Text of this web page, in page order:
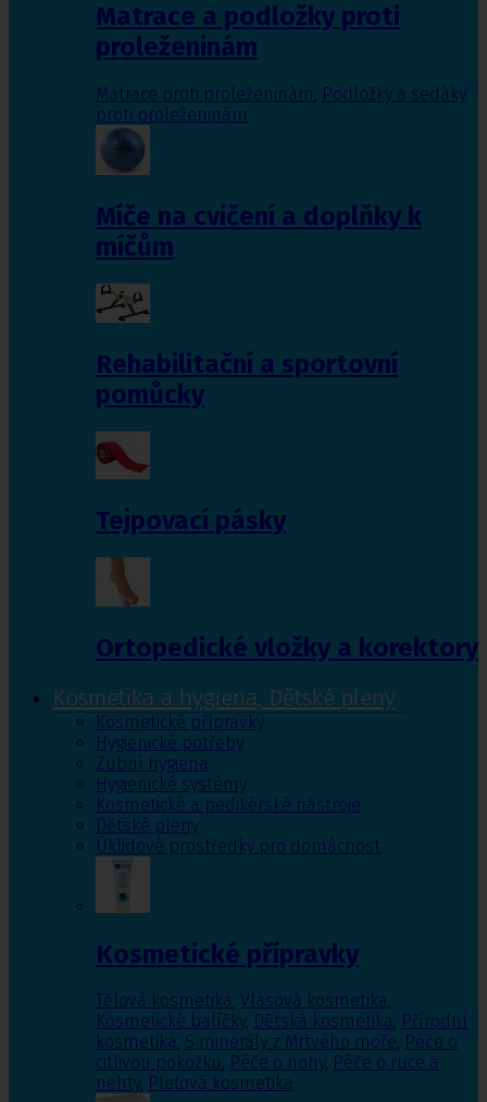
Matrace a podložky proti
proleženinám
Matrace proti proleženinám, Podložky a sedáky
proti proleženinám
Míče na cvičení a doplňky k
míčům
Rehabilitační a sportovní
pomůcky
Tejpovací pásky
Ortopedické vložky a korektory
Kosmetika a hygiena, Dětské pleny
Kosmetické přípravky
Hygienické potřeby
Zubní hygiena
Hygienické systémy
Kosmetické a pedikérské nástroje
Dětské pleny
Úklidové prostředky pro domácnost
Kosmetické přípravky
Tělová kosmetika, Vlasová kosmetika,
Kosmetické balíčky, Dětská kosmetika, Přírodní
kosmetika, S minerály z Mrtvého moře, Péče o
citlivou pokožku, Péče o nohy, Péče o ruce a
nehty, Pleťová kosmetika